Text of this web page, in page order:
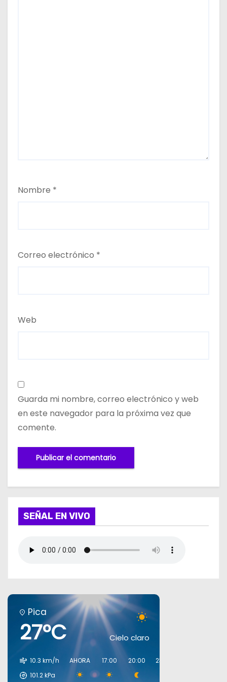
Nombre *
Correo electrónico *
Web
Guarda mi nombre, correo electrónico y web
en este navegador para la próxima vez que
comente.
SEÑAL EN VIVO
Pica
27°C Cielo claro
10.3 km/h
101.2kPa
AHORA 17:00 20:00 23:00